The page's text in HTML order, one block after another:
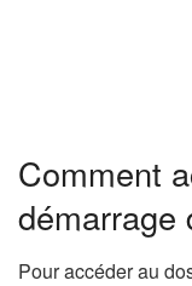
Comment
démarrage
Pour accéder au